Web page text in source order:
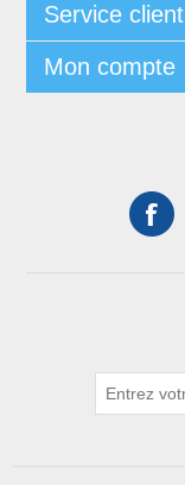
Service client
Mon compte